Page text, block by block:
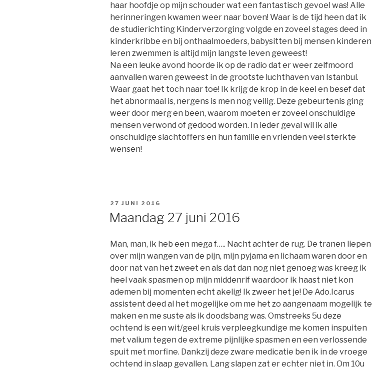
haar hoofdje op mijn schouder wat een fantastisch gevoel was! Alle
herinneringen kwamen weer naar boven! Waar is de tijd heen dat ik
de studierichting Kinderverzorging volgde en zoveel stages deed in
kinderkribbe en bij onthaalmoeders, babysitten bij mensen kinderen
leren zwemmen is altijd mijn langste leven geweest!
Na een leuke avond hoorde ik op de radio dat er weer zelfmoord
aanvallen waren geweest in de grootste luchthaven van Istanbul.
Waar gaat het toch naar toe! Ik krijg de krop in de keel en besef dat
het abnormaal is, nergens is men nog veilig. Deze gebeurtenis ging
weer door merg en been, waarom moeten er zoveel onschuldige
mensen verwond of gedood worden. In ieder geval wil ik alle
onschuldige slachtoffers en hun familie en vrienden veel sterkte
wensen!
GEPLAATST
OP
27 JUNI 2016
Maandag 27 juni 2016
Man, man, ik heb een mega f….. Nacht achter de rug. De tranen liepen
over mijn wangen van de pijn, mijn pyjama en lichaam waren door en
door nat van het zweet en als dat dan nog niet genoeg was kreeg ik
heel vaak spasmen op mijn middenrif waardoor ik haast niet kon
ademen bij momenten echt akelig! Ik zweer het je! De Ado.Icarus
assistent deed al het mogelijke om me het zo aangenaam mogelijk te
maken en me suste als ik doodsbang was. Omstreeks 5u deze
ochtend is een wit/geel kruis verpleegkundige me komen inspuiten
met valium tegen de extreme pijnlijke spasmen en een verlossende
spuit met morfine. Dankzij deze zware medicatie ben ik in de vroege
ochtend in slaap gevallen. Lang slapen zat er echter niet in. Om 10u